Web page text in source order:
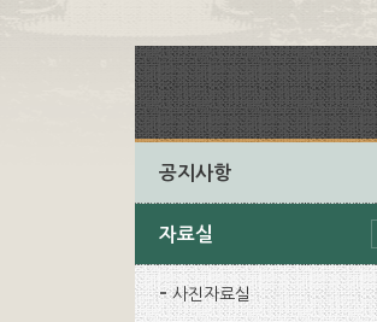
공지사항
자료실
사진자료실